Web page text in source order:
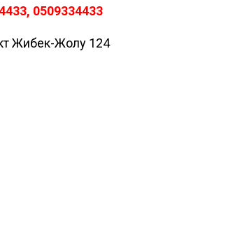
0509334433
Жибек-Жолу 124